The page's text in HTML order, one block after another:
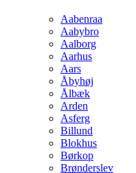
Aabenraa
Aabybro
Aalborg
Aarhus
Aars
Åbyhøj
Ålbæk
Arden
Asferg
Billund
Blokhus
Børkop
Brønderslev